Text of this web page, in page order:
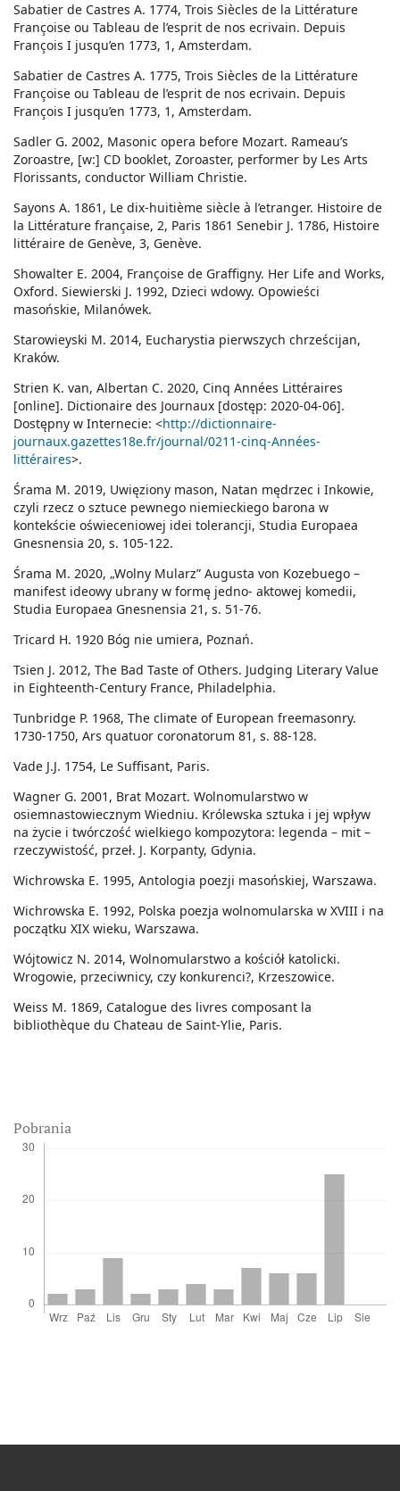
Pobrania
Sabatier de Castres A. 1774, Trois Siècles de la Littérature
Françoise ou Tableau de l’esprit de nos ecrivain. Depuis
François I jusqu’en 1773, 1, Amsterdam.
Sabatier de Castres A. 1775, Trois Siècles de la Littérature
Françoise ou Tableau de l’esprit de nos ecrivain. Depuis
François I jusqu’en 1773, 1, Amsterdam.
Sadler G. 2002, Masonic opera before Mozart. Rameau’s
Zoroastre, [w:] CD booklet, Zoroaster, performer by Les Arts
Florissants, conductor William Christie.
Sayons A. 1861, Le dix-huitième siècle à l’etranger. Histoire de
la Littérature française, 2, Paris 1861 Senebir J. 1786, Histoire
littéraire de Genève, 3, Genève.
Showalter E. 2004, Françoise de Graffigny. Her Life and Works,
Oxford. Siewierski J. 1992, Dzieci wdowy. Opowieści
masońskie, Milanówek.
Starowieyski M. 2014, Eucharystia pierwszych chrześcijan,
Kraków.
Strien K. van, Albertan C. 2020, Cinq Années Littéraires
[online]. Dictionaire des Journaux [dostęp: 2020-04-06].
Dostępny w Internecie: <http://dictionnaire-
journaux.gazettes18e.fr/journal/0211-cinq-Années-
littéraires>.
Śrama M. 2019, Uwięziony mason, Natan mędrzec i Inkowie,
czyli rzecz o sztuce pewnego niemieckiego barona w
kontekście oświeceniowej idei tolerancji, Studia Europaea
Gnesnensia 20, s. 105-122.
Śrama M. 2020, „Wolny Mularz” Augusta von Kozebuego –
manifest ideowy ubrany w formę jedno- aktowej komedii,
Studia Europaea Gnesnensia 21, s. 51-76.
Tricard H. 1920 Bóg nie umiera, Poznań.
Tsien J. 2012, The Bad Taste of Others. Judging Literary Value
in Eighteenth-Century France, Philadelphia.
Tunbridge P. 1968, The climate of European freemasonry.
1730-1750, Ars quatuor coronatorum 81, s. 88-128.
Vade J.J. 1754, Le Suffisant, Paris.
Wagner G. 2001, Brat Mozart. Wolnomularstwo w
osiemnastowiecznym Wiedniu. Królewska sztuka i jej wpływ
na życie i twórczość wielkiego kompozytora: legenda – mit –
rzeczywistość, przeł. J. Korpanty, Gdynia.
Wichrowska E. 1995, Antologia poezji masońskiej, Warszawa.
Wichrowska E. 1992, Polska poezja wolnomularska w XVIII i na
początku XIX wieku, Warszawa.
Wójtowicz N. 2014, Wolnomularstwo a kościół katolicki.
Wrogowie, przeciwnicy, czy konkurenci?, Krzeszowice.
Weiss M. 1869, Catalogue des livres composant la
bibliothèque du Chateau de Saint-Ylie, Paris.